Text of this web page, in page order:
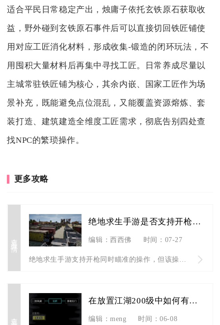
适合平民日常稳定产出，烛庸子依托玄铁原石获取收
益，野外碰到玄铁原石事件后可以直接切回铁匠铺使
用对应工匠消化材料，形成收集-锻造的闭环玩法，不
用囤积大量材料后再集中寻找工匠。日常养成尽量以
主城常驻铁匠铺为核心，其余内嵌、国家工匠作为场
景补充，既能避免点位混乱，又能覆盖资源熔炼、套
装打造、建筑建造全维度工匠需求，彻底告别四处查
找NPC的繁琐操作。
更多攻略
绝地求生手游是否支持开枪同时瞄准的操作
编辑：西西佛 时间：07-27
绝地求生手游支持开枪同时瞄准的操作，但该操作能否顺畅执行，核...
查看详情
在放置江湖200级中如何有效进行闭关升级
编辑：meng 时间：06-08